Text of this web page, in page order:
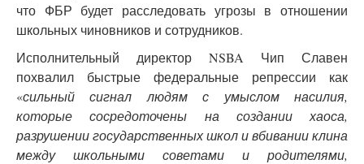
что ФБР будет расследовать угрозы в отношении
школьных чиновников и сотрудников.
Исполнительный директор NSBA Чип Славен
похвалил быстрые федеральные репрессии как
«сильный сигнал людям с умыслом насилия,
которые сосредоточены на создании хаоса,
разрушении государственных школ и вбивании клина
между школьными советами и родителями,